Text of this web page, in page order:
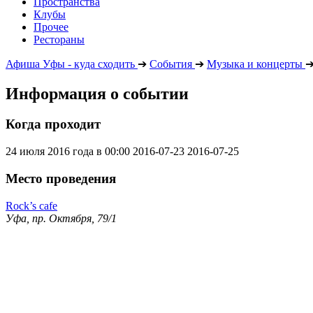
Клубы
Прочее
Рестораны
Афиша Уфы - куда сходить ➔ События ➔ Музыка и концерты
Информация о событии
Когда проходит
24 июля 2016 года в 00:00 2016-07-23 2016-07-25
Место проведения
Rock’s cafe
Уфа, пр. Октября, 79/1